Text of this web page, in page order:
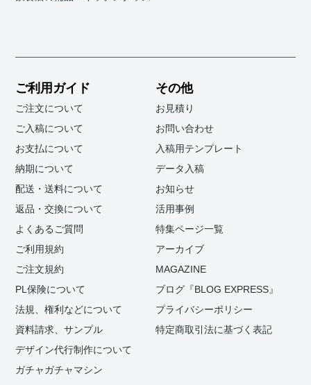
ご利用ガイド
ご注文について
ご入稿について
お支払について
納期について
配送・送料について
返品・交換について
よくあるご質問
ご利用規約
ご注文規約
PL保険について
法規、権利などについて
資料請求、サンプル
デザイン代行制作について
ガチャガチャマシン
その他
お見積り
お問い合わせ
入稿用テンプレート
データ入稿
お知らせ
活用事例
特集ページ一覧
アーカイブ
MAGAZINE
ブログ『BLOG EXPRESS』
プライバシーポリシー
特定商取引法に基づく表記